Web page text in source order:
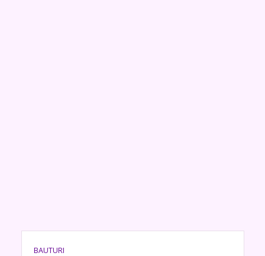
BAUTURI